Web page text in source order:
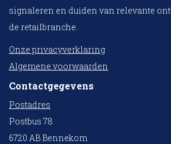
signaleren en duiden van relevante
de retailbranche.
Onze privacyverklaring
Algemene voorwaarden
Contactgegevens
Postadres
Postbus 78
6720 AB Bennekom